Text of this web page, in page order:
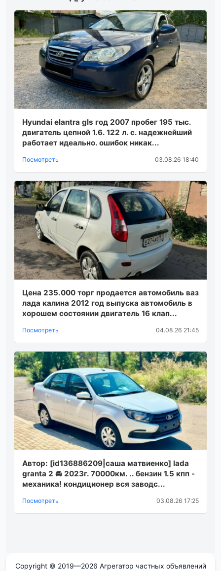
Hyundai elantra gls год 2007 пробег 195 тыс.
двигатель цепной 1.6. 122 л. с. надежнейший
работает идеально. ошибок никак...
Посмотреть 03.08.26 18:40
Цена 235.000 торг продается автомобиль ваз
лада калина 2012 год выпуска автомобиль в
хорошем состоянии двигатель 16 клап...
Посмотреть 04.08.26 21:45
Автор: [id136886209|саша матвиенко] lada
granta 2 🚘 2023г. 70000км. .. бензин 1.5 кпп -
механика! кондиционер вся заводс...
Посмотреть 03.08.26 17:25
Copyright © 2019—2026 Агрегатор частных объявлений